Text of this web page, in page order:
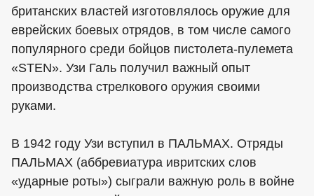
британских властей изготовлялось оружие для
еврейских боевых отрядов, в том числе самого
популярного среди бойцов пистолета-пулемета
«STEN». Узи Галь получил важный опыт
производства стрелкового оружия своими
руками.
В 1942 году Узи вступил в ПАЛЬМАХ. Отряды
ПАЛЬМАХ (аббревиатура ивритских слов
«ударные роты») сыграли важную роль в войне